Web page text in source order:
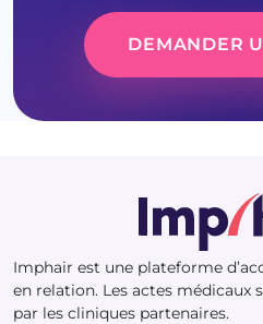
DEMANDER
Imphair est une plateforme
en relation. Les actes médicaux
par les cliniques partenaires.